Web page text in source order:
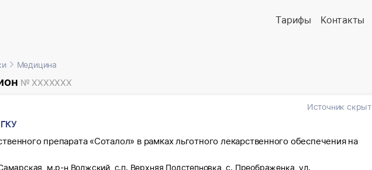
Тарифы Контакты
Медицина
№ XXXXXXX
Источник скрыт
препарата «Соталол» в рамках льготного лекарственного обеспечения на
м.р-н Волжский, с.п. Верхняя Подстепновка, с. Преображенка, ул.